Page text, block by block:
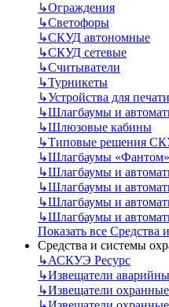
↳Ограждения
↳Светофоры
↳СКУД автономные
↳СКУД сетевые
↳Считыватели
↳Турникеты
↳Устройства для
↳Шлагбаумы и
↳Шлюзовые кабины
↳Типовые решения
↳Шлагбаумы «Фантом»
↳Шлагбаумы и
↳Шлагбаумы и
↳Шлагбаумы и
↳Шлагбаумы и
Показать все Средства
Средства и системы
↳АСКУЭ Ресурс
↳Извещатели
↳Извещатели